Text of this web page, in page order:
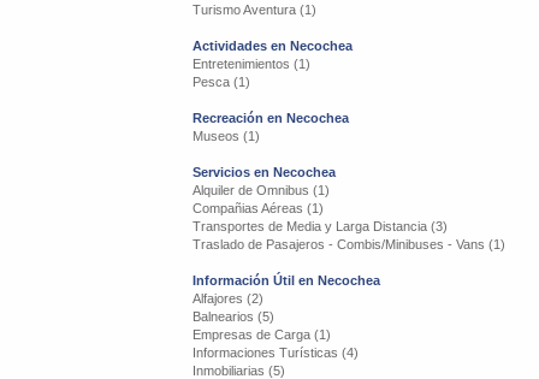
Turismo Aventura (1)
Actividades en Necochea
Entretenimientos (1)
Pesca (1)
Recreación en Necochea
Museos (1)
Servicios en Necochea
Alquiler de Omnibus (1)
Compañias Aéreas (1)
Transportes de Media y Larga Distancia (3)
Traslado de Pasajeros - Combis/Minibuses - Vans (1)
Información Útil en Necochea
Alfajores (2)
Balnearios (5)
Empresas de Carga (1)
Informaciones Turísticas (4)
Inmobiliarias (5)